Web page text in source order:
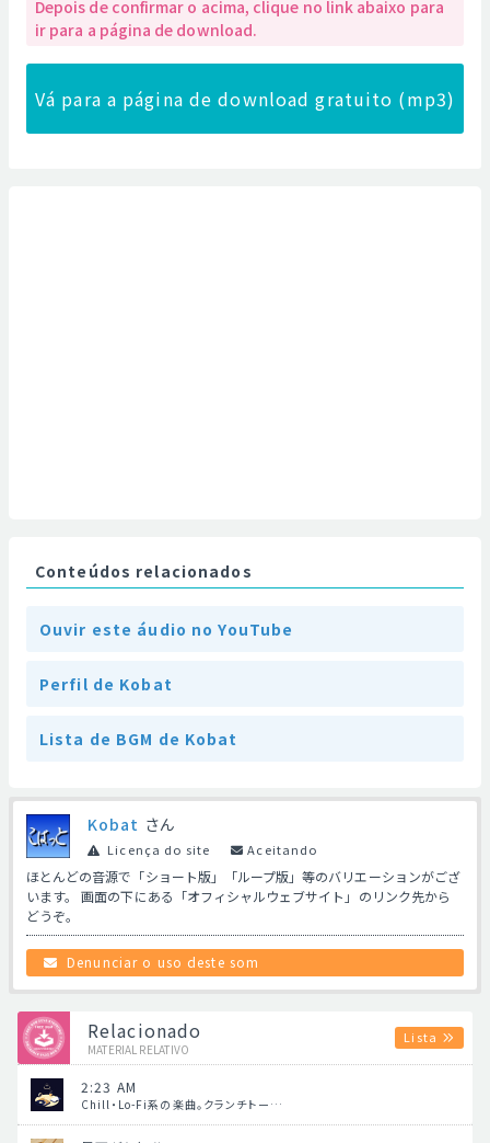
Depois de confirmar o acima, clique no link abaixo para
ir para a página de download.
Vá para a página de download gratuito (mp3)
Conteúdos relacionados
Ouvir este áudio no YouTube
Perfil de Kobat
Lista de BGM de Kobat
Kobat さん
Licença do site Aceitando
ほとんどの音源で「ショート版」「ループ版」等のバリエーションがござ
います。 画面の下にある「オフィシャルウェブサイト」のリンク先から
どうぞ。
Denunciar o uso deste som
Relacionado
MATERIAL RELATIVO
Lista
2:23 AM
Chill・Lo-Fi系の楽曲。クランチトー…